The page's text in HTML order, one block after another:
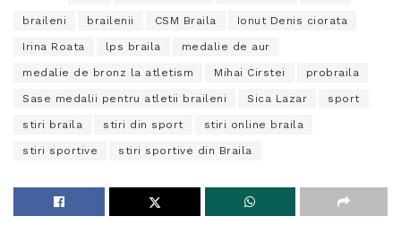
braileni brailenii CSM Braila Ionut Denis ciorata
Irina Roata lps braila medalie de aur
medalie de bronz la atletism Mihai Cirstei probraila
Sase medalii pentru atletii braileni Sica Lazar sport
stiri braila stiri din sport stiri online braila
stiri sportive stiri sportive din Braila